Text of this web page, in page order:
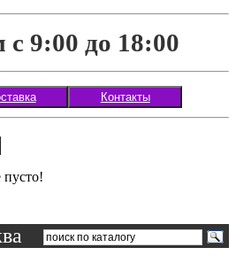
9:00 до 18:00
Контакты
пусто!